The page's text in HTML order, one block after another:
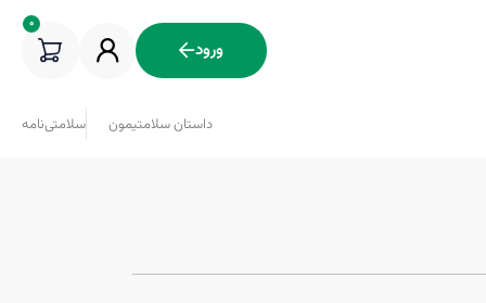
ورود
0
داستان سلامتیمون سلامتی‌نامه